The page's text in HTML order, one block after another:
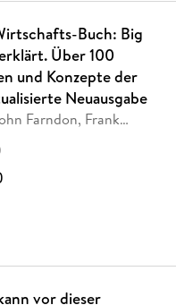
Buch: Big
Über 100
und Konzepte der
Neuausgabe
Farndon, Frank
vor dieser